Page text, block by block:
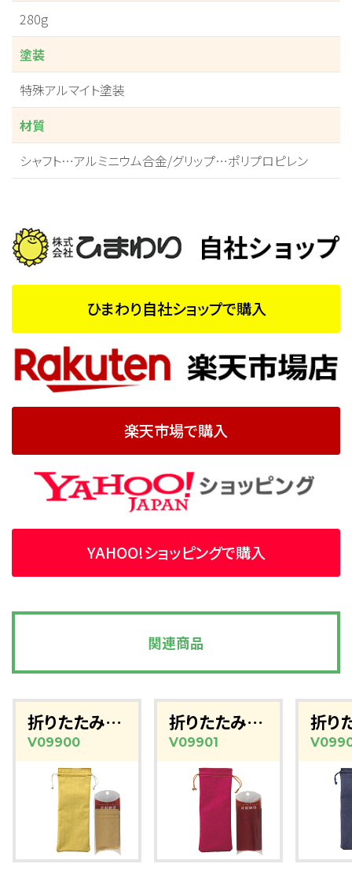
280g
塗装
特殊アルマイト塗装
材質
シャフト…アルミニウム合金/グリップ…ポリプロピレン
ひまわり自社ショップで購入
楽天市場で購入
YAHOO!ショッピングで購入
関連商品
折りたたみ杖用収納袋(マスタード)
V09900
折りたたみ杖用収納袋（レッド）
V09901